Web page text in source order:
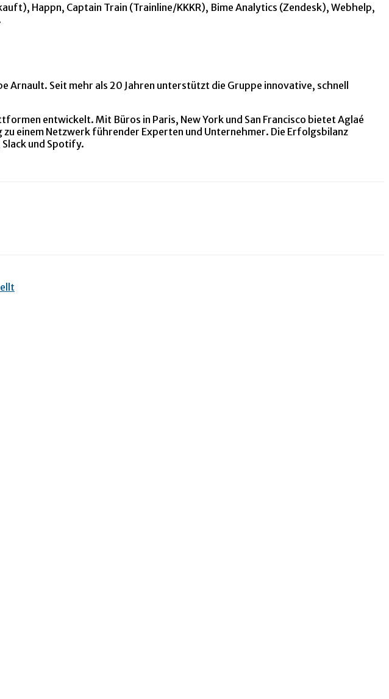
Happn, Captain Train (Trainline/KKKR), Bime Analytics (Zendesk), Webhelp,
Seit mehr als 20 Jahren unterstützt die Gruppe innovative, schnell
entwickelt. Mit Büros in Paris, New York und San Francisco bietet Aglaé
einem Netzwerk führender Experten und Unternehmer. Die Erfolgsbilanz
und Spotify.